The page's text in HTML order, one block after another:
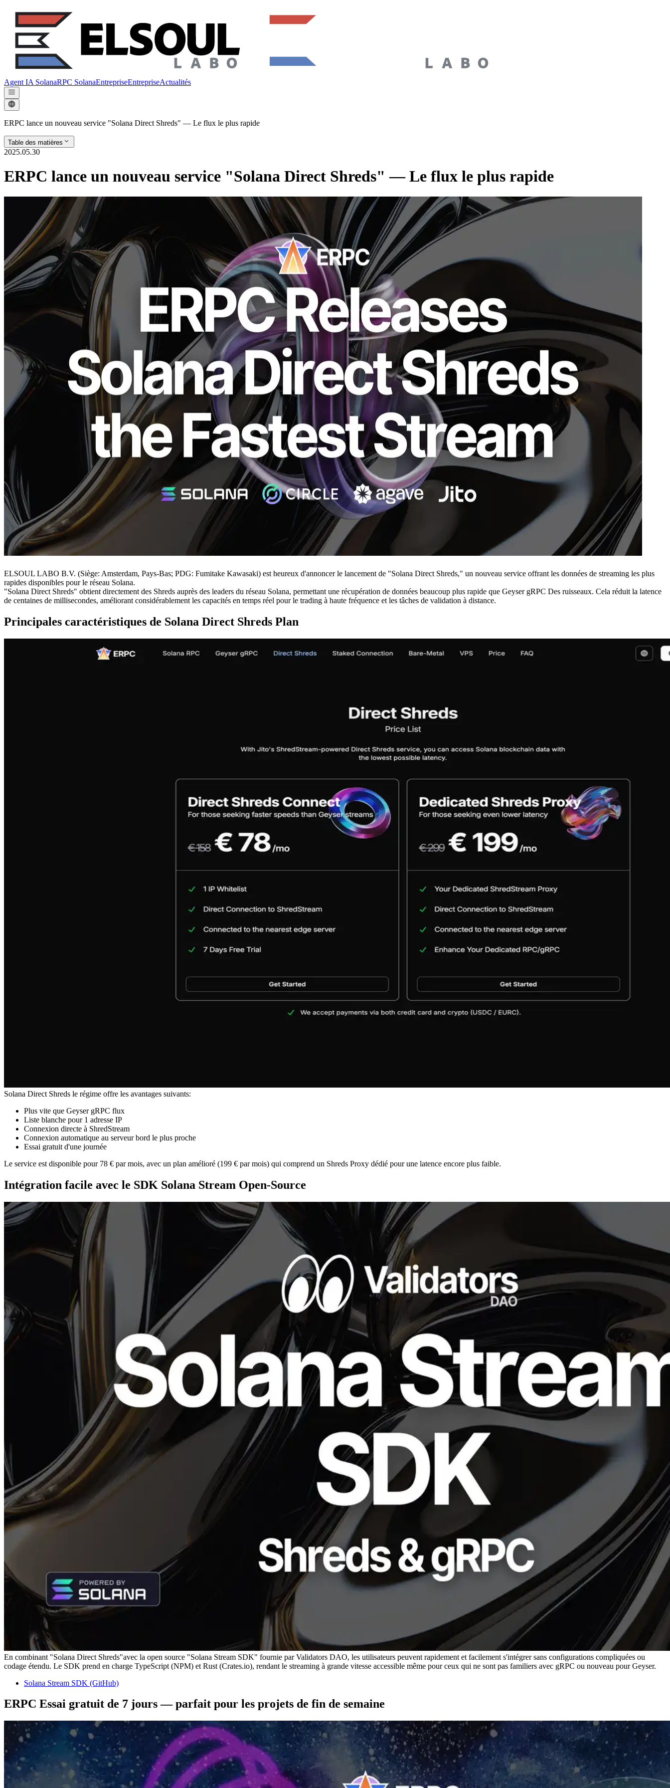
Agent IA SolanaRPC SolanaEntrepriseEntrepriseActualités
ERPC lance un nouveau service "Solana Direct Shreds" — Le flux le plus rapide
Table des matières
2025.05.30
ERPC lance un nouveau service "Solana Direct Shreds" — Le flux le plus rapide
ELSOUL LABO B.V. (Siège: Amsterdam, Pays-Bas; PDG: Fumitake Kawasaki) est heureux d'annoncer le lancement de "Solana Direct Shreds," un nouveau service offrant les données de streaming les plus
rapides disponibles pour le réseau Solana.
"Solana Direct Shreds" obtient directement des Shreds auprès des leaders du réseau Solana, permettant une récupération de données beaucoup plus rapide que Geyser gRPC Des ruisseaux. Cela réduit la latence
de centaines de millisecondes, améliorant considérablement les capacités en temps réel pour le trading à haute fréquence et les tâches de validation à distance.
Principales caractéristiques de Solana Direct Shreds Plan
Solana Direct Shreds le régime offre les avantages suivants:
Plus vite que Geyser gRPC flux
Liste blanche pour 1 adresse IP
Connexion directe à ShredStream
Connexion automatique au serveur bord le plus proche
Essai gratuit d'une journée
Le service est disponible pour 78 € par mois, avec un plan amélioré (199 € par mois) qui comprend un Shreds Proxy dédié pour une latence encore plus faible.
Intégration facile avec le SDK Solana Stream Open-Source
En combinant "Solana Direct Shreds"avec la open source "Solana Stream SDK" fournie par Validators DAO, les utilisateurs peuvent rapidement et facilement s'intégrer sans configurations compliquées ou
codage étendu. Le SDK prend en charge TypeScript (NPM) et Rust (Crates.io), rendant le streaming à grande vitesse accessible même pour ceux qui ne sont pas familiers avec gRPC ou nouveau pour Geyser.
Solana Stream SDK (GitHub)
ERPC Essai gratuit de 7 jours — parfait pour les projets de fin de semaine